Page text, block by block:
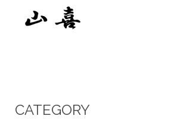
CATEGORY